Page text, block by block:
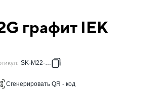
графит IEK
: SK-M22-K53
Сгенерировать QR - код